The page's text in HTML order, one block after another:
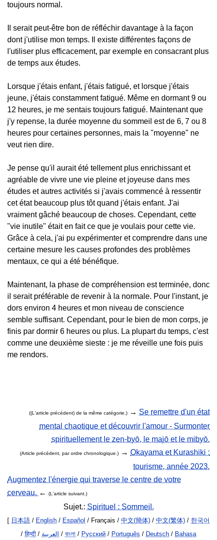
toujours normal.
Il serait peut-être bon de réfléchir davantage à la façon
dont j'utilise mon temps. Il existe différentes façons de
l'utiliser plus efficacement, par exemple en consacrant plus
de temps aux études.
Lorsque j'étais enfant, j'étais fatigué, et lorsque j'étais
jeune, j'étais constamment fatigué. Même en dormant 9 ou
12 heures, je me sentais toujours fatigué. Maintenant que
j'y repense, la durée moyenne du sommeil est de 6, 7 ou 8
heures pour certaines personnes, mais la "moyenne" ne
veut rien dire.
Je pense qu'il aurait été tellement plus enrichissant et
agréable de vivre une vie pleine et joyeuse dans mes
études et autres activités si j'avais commencé à ressentir
cet état beaucoup plus tôt quand j'étais enfant. J'ai
vraiment gâché beaucoup de choses. Cependant, cette
"vie inutile" était en fait ce que je voulais pour cette vie.
Grâce à cela, j'ai pu expérimenter et comprendre dans une
certaine mesure les causes profondes des problèmes
mentaux, ce qui a été bénéfique.
Maintenant, la phase de compréhension est terminée, donc
il serait préférable de revenir à la normale. Pour l'instant, je
dors environ 4 heures et mon niveau de conscience
semble suffisant. Cependant, pour le bien de mon corps, je
finis par dormir 6 heures ou plus. La plupart du temps, c'est
comme une deuxième sieste : je me réveille une fois puis
me rendors.
((L'article précédent) de la même catégorie.) → Se remettre d'un état
mental chaotique et découvrir l'amour - Surmonter
spirituellement le zen-byō, le majō et le mibyō.
(Article précédent, par ordre chronologique.) → Okayama et Kurashiki :
tourisme, année 2023.
Augmentez l'énergie qui traverse le centre de votre
cerveau. ← (L'article suivant.)
Sujet.: Spirituel : Sommeil.
[ 日本語 / English / Español / Français / 中文(簡体) / 中文(繁体) / 한국어
/हिन्दी / العربية / বাংলা / Русский / Português / Deutsch / Bahasa